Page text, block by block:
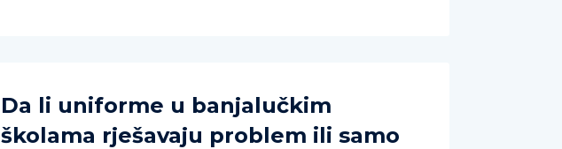
Da li uniforme u banjalučkim
školama rješavaju problem ili samo